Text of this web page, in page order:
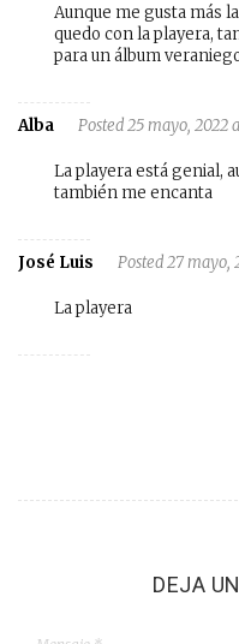
Aunque me gusta más
quedo con la playera,
para un álbum
Alba Posted 25 mayo, 2022
La playera está genial,
también me encanta
José Luis Posted 27 mayo,
La playera
DEJA